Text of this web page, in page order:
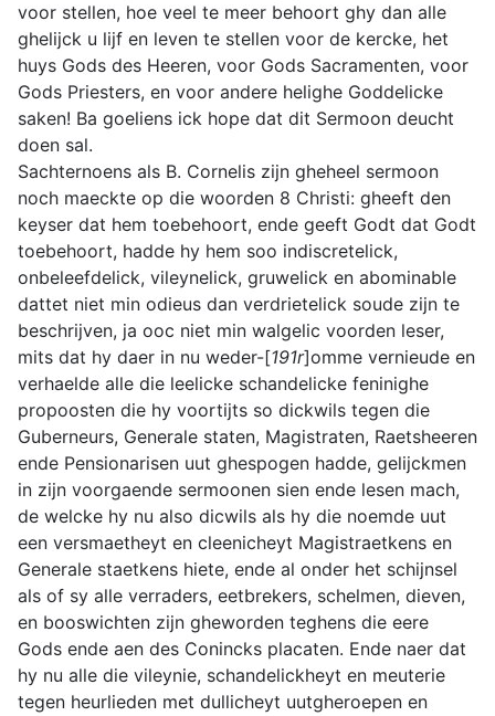
voor stellen, hoe veel te meer behoort ghy dan alle
ghelijck u lijf en leven te stellen voor de kercke, het
huys Gods des Heeren, voor Gods Sacramenten, voor
Gods Priesters, en voor andere helighe Goddelicke
saken! Ba goeliens ick hope dat dit Sermoon deucht
doen sal.
Sachternoens als B. Cornelis zijn gheheel sermoon
noch maeckte op die woorden 8 Christi: gheeft den
keyser dat hem toebehoort, ende geeft Godt dat Godt
toebehoort, hadde hy hem soo indiscretelick,
onbeleefdelick, vileynelick, gruwelick en abominable
dattet niet min odieus dan verdrietelick soude zijn te
beschrijven, ja ooc niet min walgelic voorden leser,
mits dat hy daer in nu weder-[191r]omme vernieude en
verhaelde alle die leelicke schandelicke feninighe
propoosten die hy voortijts so dickwils tegen die
Guberneurs, Generale staten, Magistraten, Raetsheeren
ende Pensionarisen uut ghespogen hadde, gelijckmen
in zijn voorgaende sermoonen sien ende lesen mach,
de welcke hy nu also dicwils als hy die noemde uut
een versmaetheyt en cleenicheyt Magistraetkens en
Generale staetkens hiete, ende al onder het schijnsel
als of sy alle verraders, eetbrekers, schelmen, dieven,
en booswichten zijn gheworden teghens die eere
Gods ende aen des Conincks placaten. Ende naer dat
hy nu alle die vileynie, schandelickheyt en meuterie
tegen heurlieden met dullicheyt uutgheroepen en